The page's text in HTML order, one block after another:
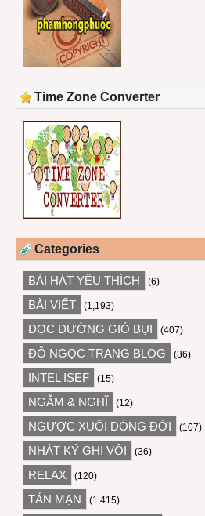
Time Zone Converter
Categories
BÀI HÁT YÊU THÍCH (6)
BÀI VIẾT (1,193)
DỌC ĐƯỜNG GIÓ BỤI (407)
ĐỖ NGỌC TRANG BLOG (36)
INTEL ISEF (15)
NGẪM & NGHĨ (12)
NGƯỢC XUÔI DÒNG ĐỜI (107)
NHẬT KÝ GHI VỘI (36)
RELAX (120)
TẢN MẠN (1,415)